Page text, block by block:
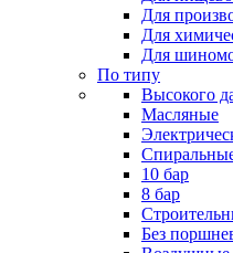
Для
Для
Для
По типу
Высокого
Масляные
10 бар
8 бар
Без